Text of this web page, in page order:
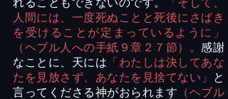
れることもできないのです。
「そして、
人間には、一度死ぬことと死後にさばき
を受けることが定まっているように」
（ヘブル人への手紙９章２７節）。感謝
なことに、天には 「わたしは決してあな
たを見放さず、あなたを見捨てない」
と
言ってくださる神がおられます （ヘブル